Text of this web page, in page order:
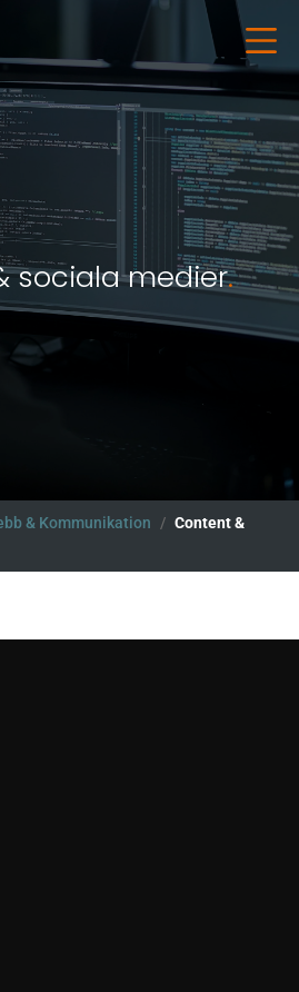
sociala medier.
& Kommunikation / Content &